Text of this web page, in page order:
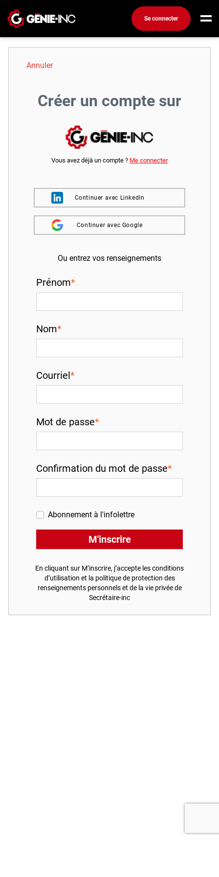
Se connecter
Connexion
Créez un compte
Recherchez un emploi
Ma boîte à outils
Conseils carrière
Info génie
Nos chroniques
Inscrivez-vous à l'infolettre
Employeurs
Annuler
Créer un compte sur
Vous avez déjà un compte ? Me connecter
Continuer avec LinkedIn
Continuer avec Google
Ou entrez vos renseignements
Prénom
Nom
Courriel
Mot de passe
Confirmation du mot de passe
Abonnement à l'infolettre
M'inscrire
En cliquant sur M’inscrire, j’accepte les conditions
d’utilisation et la politique de protection des
renseignements personnels et de la vie privée de
Secrétaire-inc